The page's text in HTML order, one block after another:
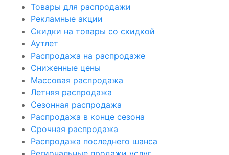
Товары для распродажи
Рекламные акции
Скидки на товары со скидкой
Аутлет
Распродажа на распродаже
Сниженные цены
Массовая распродажа
Летняя распродажа
Сезонная распродажа
Распродажа в конце сезона
Срочная распродажа
Распродажа последнего шанса